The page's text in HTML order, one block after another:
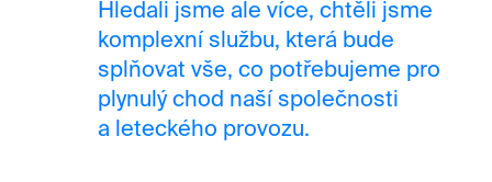
Hledali jsme ale více, chtěli jsme
komplexní službu, která bude
splňovat vše, co potřebujeme pro
plynulý chod naší společnosti
a leteckého provozu.